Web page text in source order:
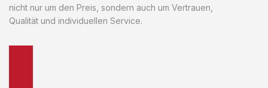
nicht nur um den Preis, sondern auch um Vertrauen,
Qualität und individuellen Service.